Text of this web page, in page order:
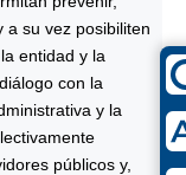
a su vez posibiliten
entidad y la
con la
y la
públicos y,